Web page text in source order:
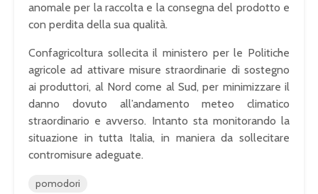
anomale per la raccolta e la consegna del prodotto e
con perdita della sua qualità.
Confagricoltura sollecita il ministero per le Politiche
agricole ad attivare misure straordinarie di sostegno
ai produttori, al Nord come al Sud, per minimizzare il
danno dovuto all’andamento meteo climatico
straordinario e avverso. Intanto sta monitorando la
situazione in tutta Italia, in maniera da sollecitare
contromisure adeguate.
pomodori